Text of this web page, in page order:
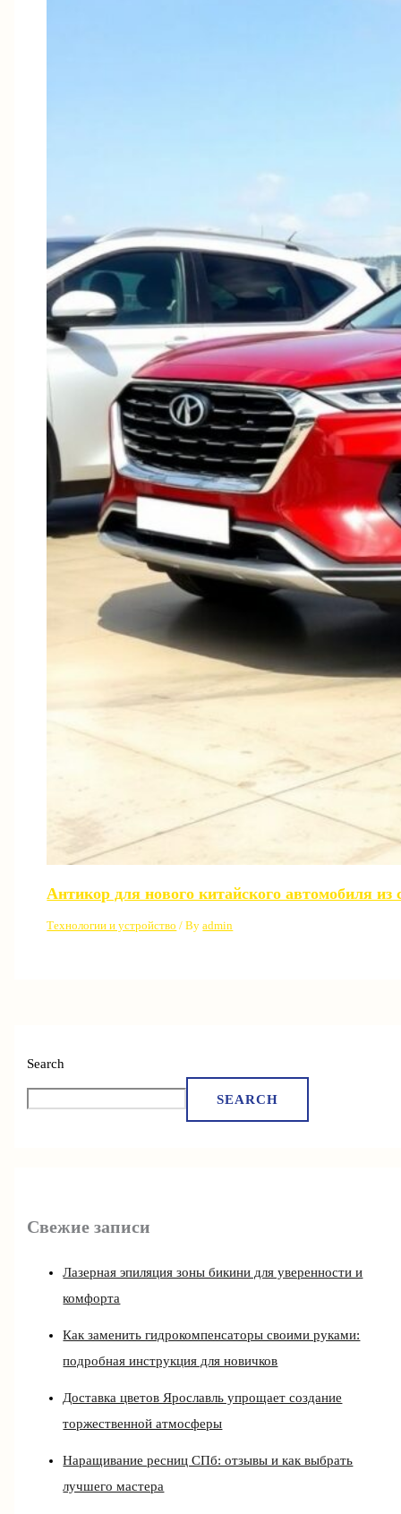
Search
SEARCH
Свежие записи
Лазерная эпиляция зоны бикини для уверенности и
комфорта
Как заменить гидрокомпенсаторы своими руками:
подробная инструкция для новичков
Доставка цветов Ярославль упрощает создание
торжественной атмосферы
Наращивание ресниц СПб: отзывы и как выбрать
лучшего мастера
Антикор для нового китайского автомобиля
Технологии и устройство / Byadmin